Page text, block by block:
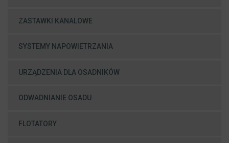
ZASTAWKI KANALOWE
SYSTEMY NAPOWIETRZANIA
URZĄDZENIA DLA OSADNIKÓW
ODWADNIANIE OSADU
FLOTATORY